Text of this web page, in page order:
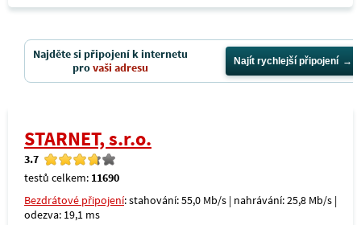
Najděte si připojení k internetu
provaši adresu Najít rychlejší připojení
STARNET, s.r.o.
3.7
testů celkem: 11690
Bezdrátové připojení: stahování: 55,0 Mb/s | nahrávání: 25,8 Mb/s |
odezva: 19,1 ms